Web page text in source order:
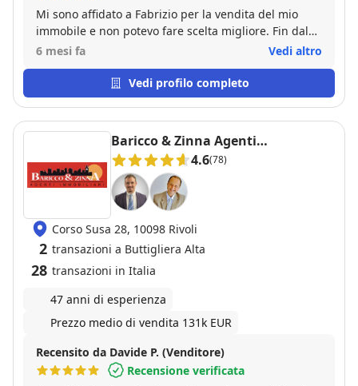
Mi sono affidato a Fabrizio per la vendita del mio
immobile e non potevo fare scelta migliore. Fin dal
primo incontro ho riscontrato grande
una disponibilità e gentilezza davvero rare. Il
servizio è stato impeccabile sotto ogni aspetto:
comunicazione chiara e costante e una gestione
attenta di tutte le fasi della trattativa. Mi sono sentito
seguito e tutelato in ogni momento, con la certezza
di essere in mani esperte. Oltre alla preparazione
tecnica, ho apprezzato molto la cortesia, l’educazione
e l’attenzione verso le mie esigenze, qualità che
fanno davvero la differenza. Consiglio vivamente
questo professionista a chiunque desideri vendere o
acquistare un immobile con serenità e risultati
6 mesi fa Vedi altro
Vedi profilo completo
Baricco & Zinna Agenti
Immobiliari 4.6(78)
Corso Susa 28, 10098 Rivoli
2 transazioni a Buttigliera Alta
28 transazioni in Italia
47 anni di esperienza
Prezzo medio di vendita 131k EUR
Recensito da Davide P. (Venditore)
Recensione verificata